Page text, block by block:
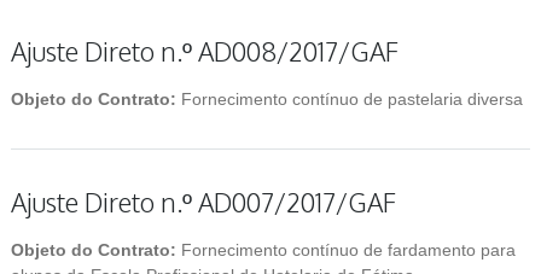
Ajuste Direto n.º AD008/2017/GAF
Objeto do Contrato: Fornecimento contínuo de pastelaria diversa
Ajuste Direto n.º AD007/2017/GAF
Objeto do Contrato: Fornecimento contínuo de fardamento para